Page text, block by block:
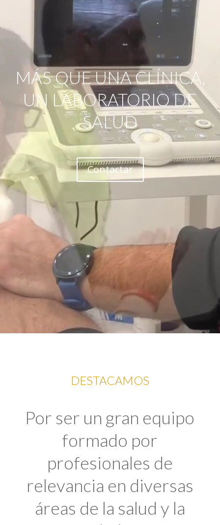
MÁS QUE UNA CLÍNICA,
UN LABORATORIO DE
SALUD
Contactar
DESTACAMOS
Por ser un gran equipo
formado por
profesionales de
relevancia en diversas
áreas de la salud y la